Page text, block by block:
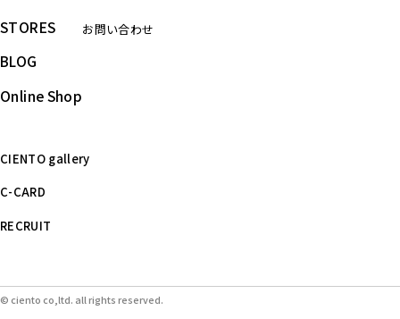
STORES
BLOG
Online Shop
お問い合わせ
CIENTO gallery
C-CARD
RECRUIT
© ciento co,ltd. all rights reserved.